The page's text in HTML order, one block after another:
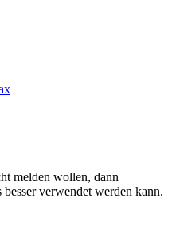
melden wollen, dann
verwendet werden kann.